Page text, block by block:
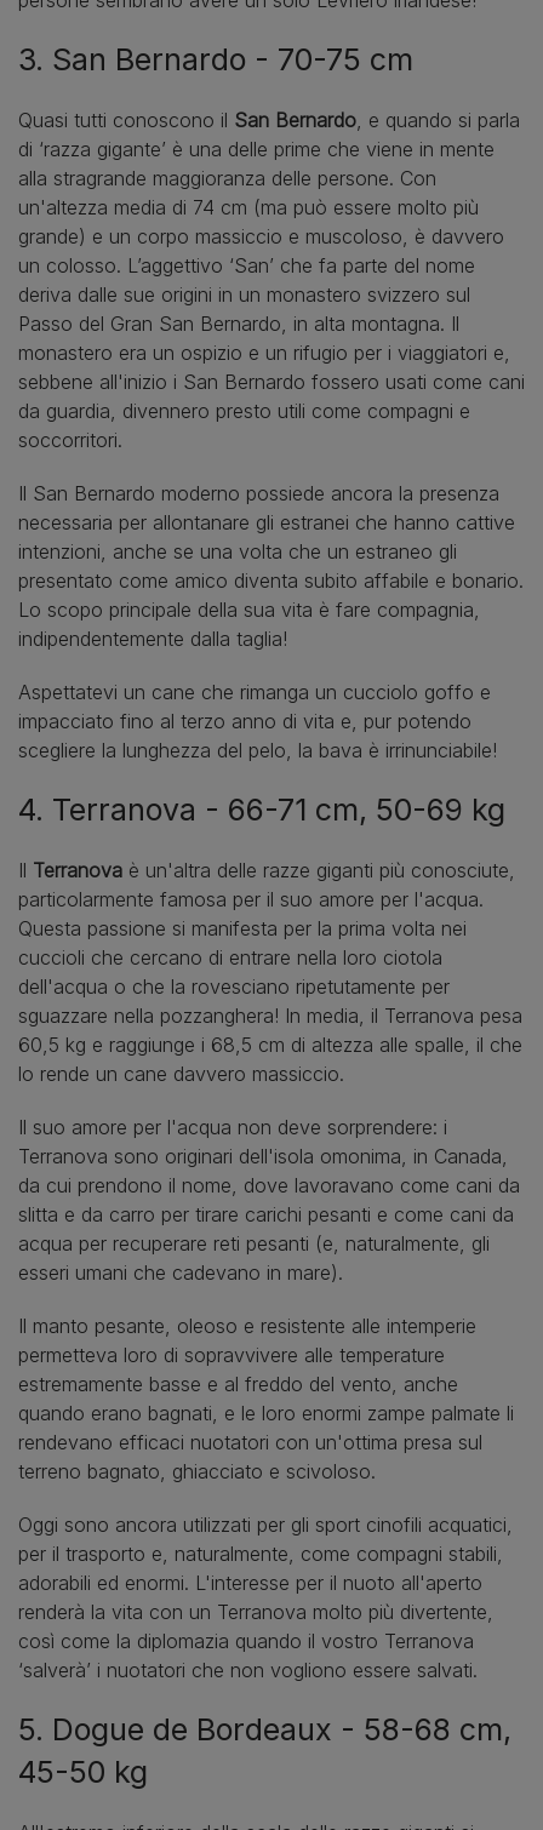
3. San Bernardo - 70-75 cm
Quasi tutti conoscono il San Bernardo , e quando si parla
di ‘razza gigante’ è una delle prime che viene in mente
alla stragrande maggioranza delle persone. Con
un'altezza media di 74 cm (ma può essere molto più
grande) e un corpo massiccio e muscoloso, è davvero
un colosso. L’aggettivo ‘San’ che fa parte del nome
deriva dalle sue origini in un monastero svizzero sul
Passo del Gran San Bernardo, in alta montagna. Il
monastero era un ospizio e un rifugio per i viaggiatori e,
sebbene all'inizio i San Bernardo fossero usati come cani
da guardia, divennero presto utili come compagni e
soccorritori.
Il San Bernardo moderno possiede ancora la presenza
necessaria per allontanare gli estranei che hanno cattive
intenzioni, anche se una volta che un estraneo gli
presentato come amico diventa subito affabile e bonario.
Lo scopo principale della sua vita è fare compagnia,
indipendentemente dalla taglia!
Aspettatevi un cane che rimanga un cucciolo goffo e
impacciato fino al terzo anno di vita e, pur potendo
scegliere la lunghezza del pelo, la bava è irrinunciabile!
4. Terranova - 66-71 cm, 50-69 kg
Il Terranova è un'altra delle razze giganti più conosciute,
particolarmente famosa per il suo amore per l'acqua.
Questa passione si manifesta per la prima volta nei
cuccioli che cercano di entrare nella loro ciotola
dell'acqua o che la rovesciano ripetutamente per
sguazzare nella pozzanghera! In media, il Terranova pesa
60,5 kg e raggiunge i 68,5 cm di altezza alle spalle, il che
lo rende un cane davvero massiccio.
Il suo amore per l'acqua non deve sorprendere: i
Terranova sono originari dell'isola omonima, in Canada,
da cui prendono il nome, dove lavoravano come cani da
slitta e da carro per tirare carichi pesanti e come cani da
acqua per recuperare reti pesanti (e, naturalmente, gli
esseri umani che cadevano in mare).
Il manto pesante, oleoso e resistente alle intemperie
permetteva loro di sopravvivere alle temperature
estremamente basse e al freddo del vento, anche
quando erano bagnati, e le loro enormi zampe palmate li
rendevano efficaci nuotatori con un'ottima presa sul
terreno bagnato, ghiacciato e scivoloso.
Oggi sono ancora utilizzati per gli sport cinofili acquatici,
per il trasporto e, naturalmente, come compagni stabili,
adorabili ed enormi. L'interesse per il nuoto all'aperto
renderà la vita con un Terranova molto più divertente,
così come la diplomazia quando il vostro Terranova
‘salverà’ i nuotatori che non vogliono essere salvati.
5. Dogue de Bordeaux - 58-68 cm,
45-50 kg